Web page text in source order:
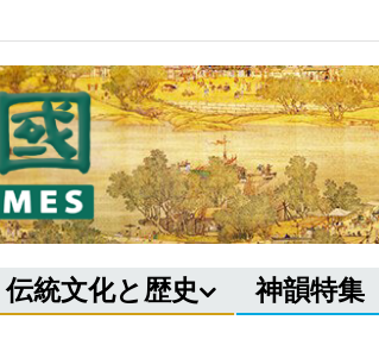
伝統文化と歴史 神韻特集